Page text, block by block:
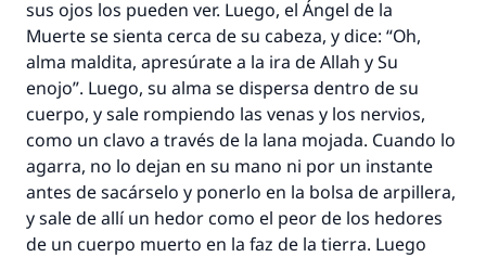
sus ojos los pueden ver. Luego, el Ángel de la
Muerte se sienta cerca de su cabeza, y dice: “Oh,
alma maldita, apresúrate a la ira de Allah y Su
enojo”. Luego, su alma se dispersa dentro de su
cuerpo, y sale rompiendo las venas y los nervios,
como un clavo a través de la lana mojada. Cuando lo
agarra, no lo dejan en su mano ni por un instante
antes de sacárselo y ponerlo en la bolsa de arpillera,
y sale de allí un hedor como el peor de los hedores
de un cuerpo muerto en la faz de la tierra. Luego